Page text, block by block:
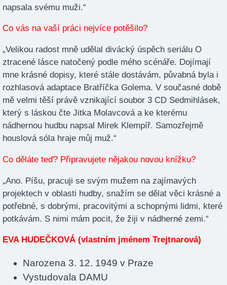
napsala svému muži.“
Co vás na vaší práci nejvíce potěšilo?
„Velikou radost mně udělal divácký úspěch seriálu O
ztracené lásce natočený podle mého scénáře. Dojímají
mne krásné dopisy, které stále dostávám, půvabná byla i
rozhlasová adaptace Bratříčka Golema. V současné době
mě velmi těší právě vznikající soubor 3 CD Sedmihlásek,
který s láskou čte Jitka Molavcová a ke kterému
nádhernou hudbu napsal Mirek Klempíř. Samozřejmě
houslová sóla hraje můj muž.“
Co děláte teď? Připravujete nějakou novou knížku?
„Ano. Píšu, pracuji se svým mužem na zajímavých
projektech v oblasti hudby, snažím se dělat věci krásné a
potřebné, s dobrými, pracovitými a schopnými lidmi, které
potkávám. S nimi mám pocit, že žiji v nádherné zemi.“
EVA HUDEČKOVÁ (vlastním jménem Trejtnarová)
Narozena 3. 12. 1949 v Praze
Vystudovala DAMU